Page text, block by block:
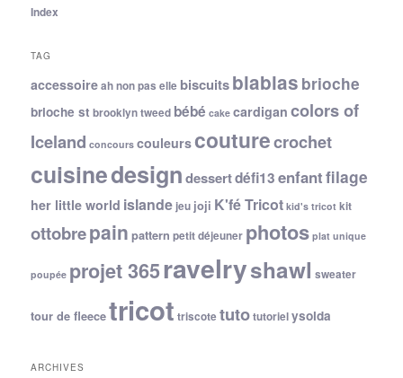
Index
TAG
accessoireah non pas elle biscuitsblablas brioche
brioche st brooklyn tweed bébé cake cardigan colors of
Iceland concours couleurscouturecrochet
cuisinedesigndessertdéfi13enfantfilage
her little world islande jeu joji K'fé Tricot kid's tricot kit
ottobrepain pattern petit déjeuner photos plat unique
poupée projet 365ravelryshawl sweater
tour de fleecetricot triscote tutotutorielysolda
ARCHIVES